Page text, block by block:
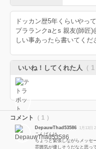
ドッカン歴5年くらいやっ
プラランクaとs 親友(師匠
しい事あったら書いてくだ
いいね！してくれた人 （ 1
コメント （ 1 ）
DepauwThad53586 1月13日
こんばんは。
ちょっと緊張しながらメッセ
雰囲気が優しそうだなと思っ